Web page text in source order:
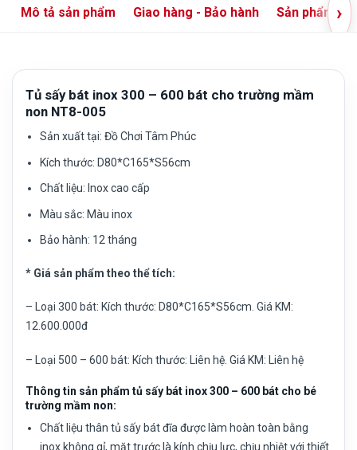
Mô tả sản phẩm Giao hàng - Bảo hành Sản phẩm›
Tủ sấy bát inox 300 – 600 bát cho trường mầm
non NT8-005
Sản xuất tại: Đồ Chơi Tâm Phúc
Kích thước: D80*C165*S56cm
Chất liệu: Inox cao cấp
Màu sắc: Màu inox
Bảo hành: 12 tháng
* Giá sản phẩm theo thể tích:
– Loại 300 bát: Kích thước: D80*C165*S56cm. Giá KM:
12.600.000đ
– Loại 500 – 600 bát: Kích thước: Liên hệ. Giá KM: Liên hệ
Thông tin sản phẩm tủ sấy bát inox 300 – 600 bát cho bé
trường mầm non:
Chất liệu thân tủ sấy bát đĩa được làm hoàn toàn bằng
inox không gỉ, mặt trước là kính chịu lực, chịu nhiệt với thiết